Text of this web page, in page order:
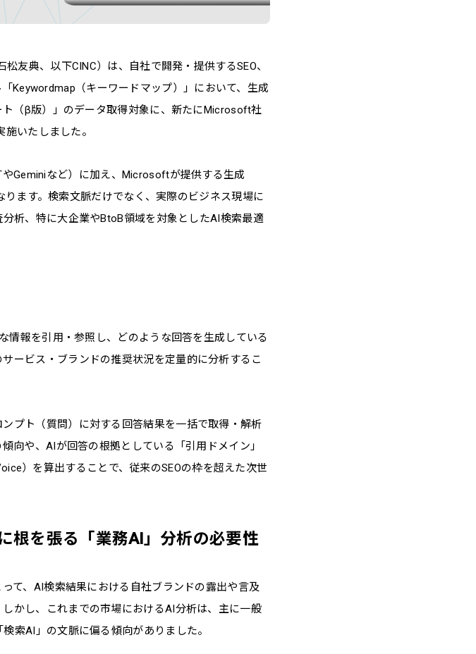
友典、以下CINC）は、自社で開発・提供するSEO、
Keywordmap（キーワードマップ）」において、生成
（β版）」のデータ取得対象に、新たにMicrosoft社
いたしました。
Geminiなど）に加え、Microsoftが提供する生成
ます。検索文脈だけでなく、実際のビジネス現場に
析、特に大企業やBtoB領域を対象としたAI検索最適
情報を引用・参照し、どのような回答を生成している
ービス・ブランドの推奨状況を定量的に分析するこ
プト（質問）に対する回答結果を一括で取得・解析
向や、AIが回答の根拠としている「引用ドメイン」
）を算出することで、従来のSEOの枠を超えた次世
根を張る「業務AI」分析の必要性
て、AI検索結果における自社ブランドの露出や言及
かし、これまでの市場におけるAI分析は、主に一般
索AI」の文脈に偏る傾向がありました。